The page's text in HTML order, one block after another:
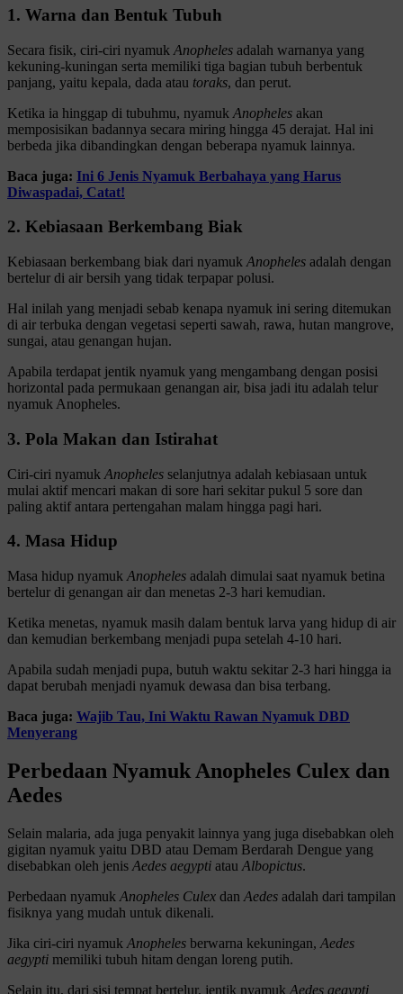
1. Warna dan Bentuk Tubuh
Secara fisik, ciri-ciri nyamuk Anopheles adalah warnanya yang
kekuning-kuningan serta memiliki tiga bagian tubuh berbentuk
panjang, yaitu kepala, dada atau toraks, dan perut.
Ketika ia hinggap di tubuhmu, nyamuk Anopheles akan
memposisikan badannya secara miring hingga 45 derajat. Hal ini
berbeda jika dibandingkan dengan beberapa nyamuk lainnya.
Baca juga: Ini 6 Jenis Nyamuk Berbahaya yang Harus
Diwaspadai, Catat!
2. Kebiasaan Berkembang Biak
Kebiasaan berkembang biak dari nyamuk Anopheles adalah dengan
bertelur di air bersih yang tidak terpapar polusi.
Hal inilah yang menjadi sebab kenapa nyamuk ini sering ditemukan
di air terbuka dengan vegetasi seperti sawah, rawa, hutan mangrove,
sungai, atau genangan hujan.
Apabila terdapat jentik nyamuk yang mengambang dengan posisi
horizontal pada permukaan genangan air, bisa jadi itu adalah telur
nyamuk Anopheles.
3. Pola Makan dan Istirahat
Ciri-ciri nyamuk Anopheles selanjutnya adalah kebiasaan untuk
mulai aktif mencari makan di sore hari sekitar pukul 5 sore dan
paling aktif antara pertengahan malam hingga pagi hari.
4. Masa Hidup
Masa hidup nyamuk Anopheles adalah dimulai saat nyamuk betina
bertelur di genangan air dan menetas 2-3 hari kemudian.
Ketika menetas, nyamuk masih dalam bentuk larva yang hidup di air
dan kemudian berkembang menjadi pupa setelah 4-10 hari.
Apabila sudah menjadi pupa, butuh waktu sekitar 2-3 hari hingga ia
dapat berubah menjadi nyamuk dewasa dan bisa terbang.
Baca juga: Wajib Tau, Ini Waktu Rawan Nyamuk DBD
Menyerang
Perbedaan Nyamuk Anopheles Culex dan
Aedes
Selain malaria, ada juga penyakit lainnya yang juga disebabkan oleh
gigitan nyamuk yaitu DBD atau Demam Berdarah Dengue yang
disebabkan oleh jenis Aedes aegypti atau Albopictus.
Perbedaan nyamuk Anopheles Culex dan Aedes adalah dari tampilan
fisiknya yang mudah untuk dikenali.
Jika ciri-ciri nyamuk Anopheles berwarna kekuningan, Aedes
aegypti memiliki tubuh hitam dengan loreng putih.
Selain itu, dari sisi tempat bertelur, jentik nyamuk Aedes aegypti